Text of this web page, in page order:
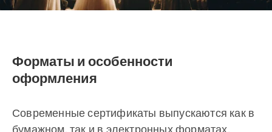
Форматы и особенности
оформления
Современные сертификаты выпускаются как в